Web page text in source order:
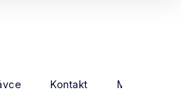
Kontakt Moje